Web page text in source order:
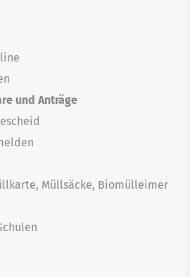
und Anträge
Müllsäcke, Biomülleimer